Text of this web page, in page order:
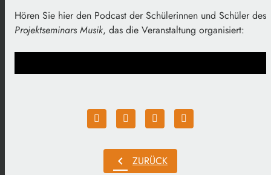
Hören Sie hier den Podcast der Schülerinnen und Schüler des
Projektseminars Musik, das die Veranstaltung organisiert:
chevron_left ZURÜCK